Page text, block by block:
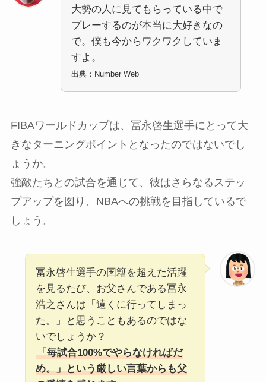
大勢の人に見てもらっている中で
プレーするのが本当に大好きなの
で。僕も今からワクワクしていま
すよ。
出典：Number Web
FIBAワールドカップは、冨永啓生選手にとって大
きなターニングポイントとなったのではないでし
ょうか。
強敵たちとの試合を通じて、彼はさらなるステッ
プアップを図り、NBAへの挑戦を目指しているで
しょう。
冨永啓生選手の国籍を超えた活躍
を見るたび、お父さんである冨永
浩之さんは「遠くに行ってしまっ
た。」と思うこともあるのではな
いでしょうか？
「毎試合100%でやらなければだ
め。」という厳しい言葉からも父